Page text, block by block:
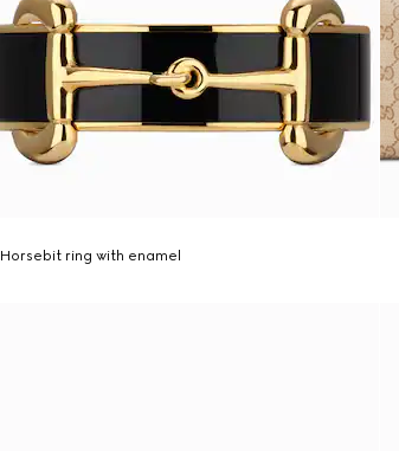
Horsebit ring with enamel